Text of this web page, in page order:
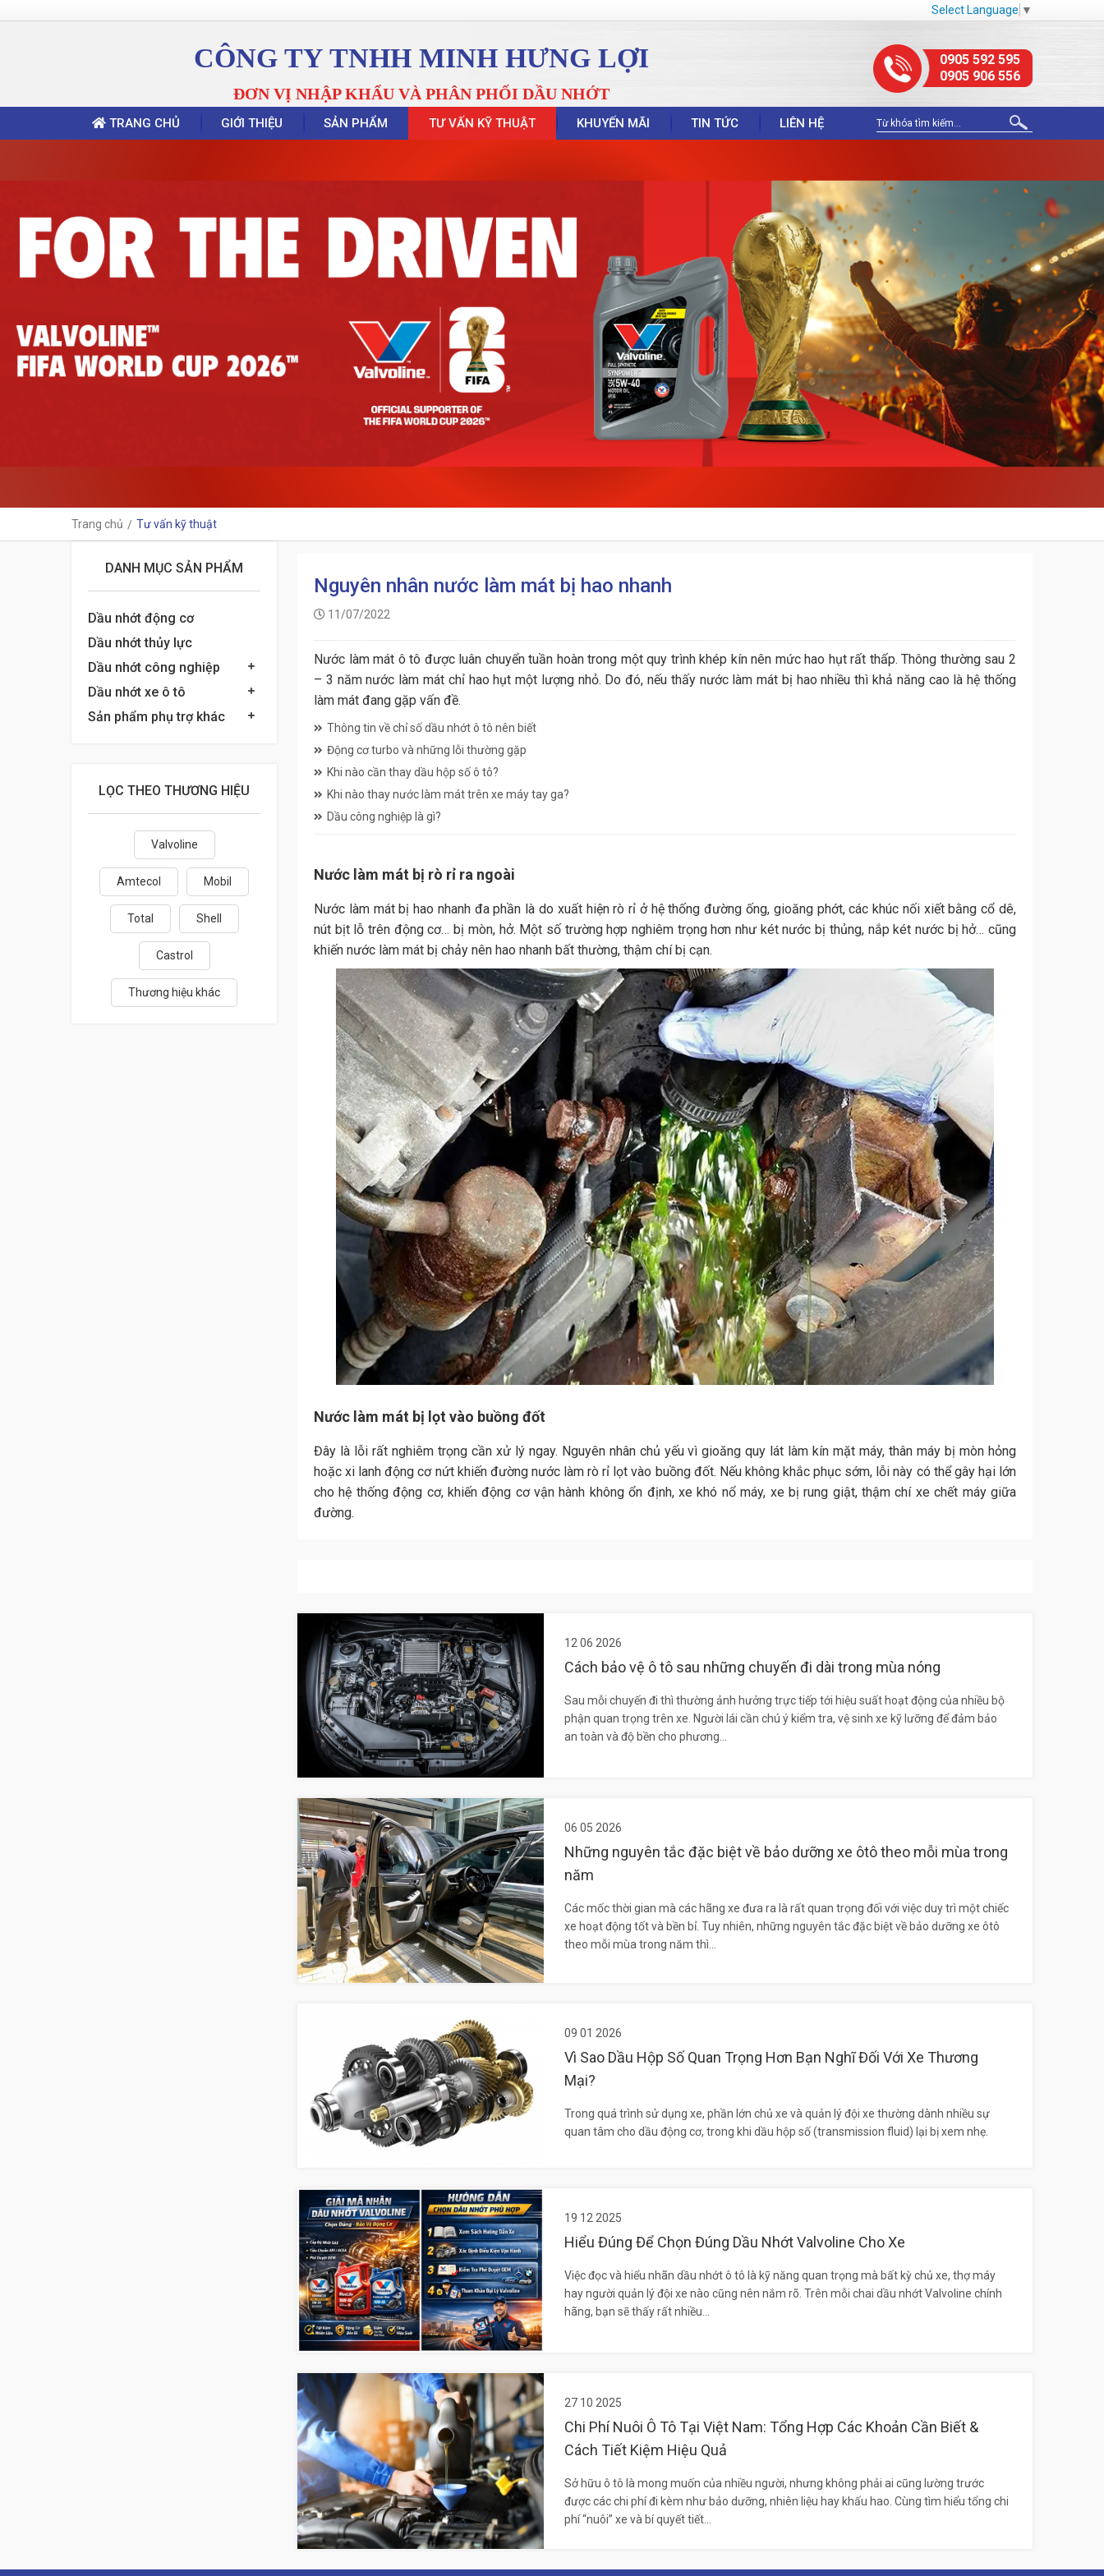
Select Language ▼
CÔNG TY TNHH MINH HƯNG LỢI
ĐƠN VỊ NHẬP KHẨU VÀ PHÂN PHỐI DẦU NHỚT
0905 592 595
0905 906 556
TRANG CHỦ GIỚI THIỆU SẢN PHẨM TƯ VẤN KỸ THUẬT KHUYẾN MÃI TIN TỨC LIÊN HỆ
Trang chủ Tư vấn kỹ thuật
Nguyên nhân nước làm mát bị hao nhanh
11/07/2022
Nước làm mát ô tô được luân chuyển tuần hoàn trong một quy trình khép kín nên mức hao hụt rất thấp. Thông thường sau 2
– 3 năm nước làm mát chỉ hao hụt một lượng nhỏ. Do đó, nếu thấy nước làm mát bị hao nhiều thì khả năng cao là hệ thống
làm mát đang gặp vấn đề.
Thông tin về chỉ số dầu nhớt ô tô nên biết
Động cơ turbo và những lỗi thường gặp
Khi nào cần thay dầu hộp số ô tô?
Khi nào thay nước làm mát trên xe máy tay ga?
Dầu công nghiệp là gì?
Nước làm mát bị rò rỉ ra ngoài
Nước làm mát bị hao nhanh đa phần là do xuất hiện rò rỉ ở hệ thống đường ống, gioăng phớt, các khúc nối xiết bằng cổ dê,
nút bịt lỗ trên động cơ… bị mòn, hở. Một số trường hợp nghiêm trọng hơn như két nước bị thủng, nắp két nước bị hở… cũng
khiến nước làm mát bị chảy nên hao nhanh bất thường, thậm chí bị cạn.
Nước làm mát bị lọt vào buồng đốt
Đây là lỗi rất nghiêm trọng cần xử lý ngay. Nguyên nhân chủ yếu vì gioăng quy lát làm kín mặt máy, thân máy bị mòn hỏng
hoặc xi lanh động cơ nứt khiến đường nước làm rò rỉ lọt vào buồng đốt. Nếu không khắc phục sớm, lỗi này có thể gây hại lớn
cho hệ thống động cơ, khiến động cơ vận hành không ổn định, xe khó nổ máy, xe bị rung giật, thậm chí xe chết máy giữa
đường.
12 06 2026
Cách bảo vệ ô tô sau những chuyến đi dài trong mùa nóng
Sau mỗi chuyến đi thì thường ảnh hưởng trực tiếp tới hiệu suất hoạt động của nhiều bộ
phận quan trọng trên xe. Người lái cần chú ý kiểm tra, vệ sinh xe kỹ lưỡng để đảm bảo
an toàn và độ bền cho phương...
06 05 2026
Những nguyên tắc đặc biệt về bảo dưỡng xe ôtô theo mỗi mùa trong
năm
Các mốc thời gian mà các hãng xe đưa ra là rất quan trọng đối với việc duy trì một chiếc
xe hoạt động tốt và bền bỉ. Tuy nhiên, những nguyên tắc đặc biệt về bảo dưỡng xe ôtô
theo mỗi mùa trong năm thì...
09 01 2026
Vì Sao Dầu Hộp Số Quan Trọng Hơn Bạn Nghĩ Đối Với Xe Thương
Mại?
Trong quá trình sử dụng xe, phần lớn chủ xe và quản lý đội xe thường dành nhiều sự
quan tâm cho dầu động cơ, trong khi dầu hộp số (transmission fluid) lại bị xem nhẹ.
19 12 2025
Hiểu Đúng Để Chọn Đúng Dầu Nhớt Valvoline Cho Xe
Việc đọc và hiểu nhãn dầu nhớt ô tô là kỹ năng quan trọng mà bất kỳ chủ xe, thợ máy
hay người quản lý đội xe nào cũng nên nắm rõ. Trên mỗi chai dầu nhớt Valvoline chính
hãng, bạn sẽ thấy rất nhiều...
27 10 2025
Chi Phí Nuôi Ô Tô Tại Việt Nam: Tổng Hợp Các Khoản Cần Biết &
Cách Tiết Kiệm Hiệu Quả
Sở hữu ô tô là mong muốn của nhiều người, nhưng không phải ai cũng lường trước
được các chi phí đi kèm như bảo dưỡng, nhiên liệu hay khấu hao. Cùng tìm hiểu tổng chi
phí “nuôi” xe và bí quyết tiết...
DANH MỤC SẢN PHẨM
Dầu nhớt động cơ
Dầu nhớt thủy lực
Dầu nhớt công nghiệp
Dầu nhớt xe ô tô
Sản phẩm phụ trợ khác
LỌC THEO THƯƠNG HIỆU
Valvoline
Amtecol Mobil
Total Shell
Castrol
Thương hiệu khác